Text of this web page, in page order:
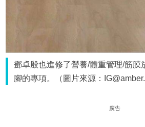
鄧卓殷也進修了營養/體重管理/筋膜
腳的專項。（圖片來源：
廣告